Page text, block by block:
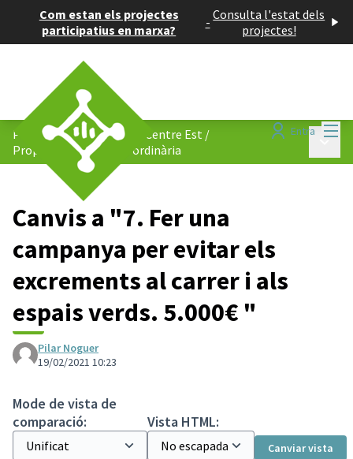
Com estan els projectes
participatius en marxa?
- Consulta l'estat dels
projectes!
Entra
Pressupost participatiu: Centre Est /
Propostes de despesa ordinària
Canvis a "7. Fer una
campanya per evitar els
excrements al carrer i als
espais verds. 5.000€ "
Pilar Noguer
19/02/2021 10:23
Mode de vista de
comparació:
Vista HTML:
Canviar vista